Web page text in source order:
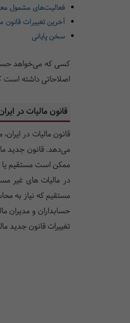
فعالیت‌های مشمول
آخرین تغییرات قانون
سخن پایانی
کسی که می‌خواهد
اصلاحاتی داشته است
قانون مالیات در
قانون مالیات در
می‌دهد. قانون جدید
ممکن است مستقیم یا
در مالیات های غیر
مستقیم که نیاز به
حسابداران و مدیران
تغییرات قانون جدید